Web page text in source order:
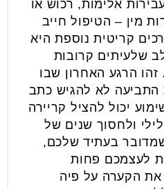
אלימות, רכוש או
מין – הטיפול חייב
קריטית נוספת היא
שלעיתים קרובות
זהו הרגע האחרון שבו
התביעה לא להגיש כתב
יכול להציל קריירה
ולחסוך שנים של
בעתיד שלכם,
לעצמכם פחות
את הקערה על פיה